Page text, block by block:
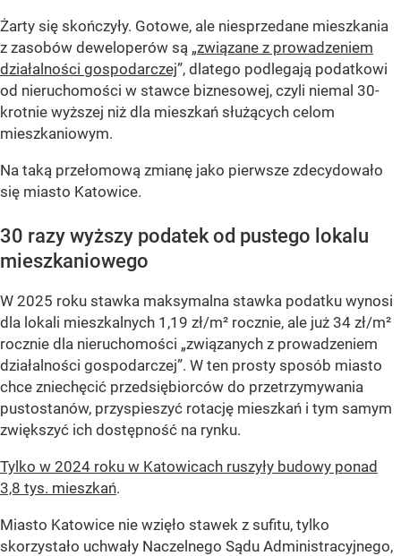
Żarty się skończyły. Gotowe, ale niesprzedane mieszkania
z zasobów deweloperów są „związane z prowadzeniem
działalności gospodarczej”, dlatego podlegają podatkowi
od nieruchomości w stawce biznesowej, czyli niemal 30-
krotnie wyższej niż dla mieszkań służących celom
mieszkaniowym.
Na taką przełomową zmianę jako pierwsze zdecydowało
się miasto Katowice.
30 razy wyższy podatek od pustego lokalu
mieszkaniowego
W 2025 roku stawka maksymalna stawka podatku wynosi
dla lokali mieszkalnych 1,19 zł/m² rocznie, ale już 34 zł/m²
rocznie dla nieruchomości „związanych z prowadzeniem
działalności gospodarczej”. W ten prosty sposób miasto
chce zniechęcić przedsiębiorców do przetrzymywania
pustostanów, przyspieszyć rotację mieszkań i tym samym
zwiększyć ich dostępność na rynku.
Tylko w 2024 roku w Katowicach ruszyły budowy ponad
3,8 tys. mieszkań.
Miasto Katowice nie wzięło stawek z sufitu, tylko
skorzystało uchwały Naczelnego Sądu Administracyjnego,